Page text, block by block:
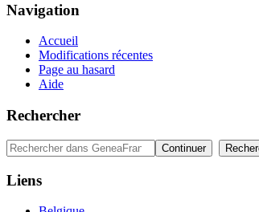
Navigation
Accueil
Modifications récentes
Page au hasard
Aide
Rechercher
Liens